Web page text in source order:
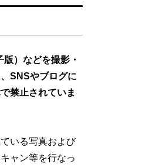
）などを撮影・
SNSやブログに
禁止されていま
いる写真および
ャン等を行なっ